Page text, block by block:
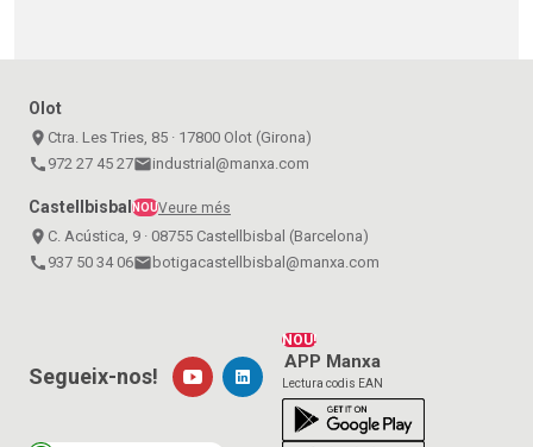
Olot
place Ctra. Les Tries, 85 · 17800 Olot (Girona)
call 972 27 45 27emailindustrial@manxa.com
Castellbisbal NOUVeure més
place C. Acústica, 9 · 08755 Castellbisbal (Barcelona)
call 937 50 34 06email botigacastellbisbal@manxa.com
NOU!
APP Manxa
Lectura codis EAN
Segueix-nos!